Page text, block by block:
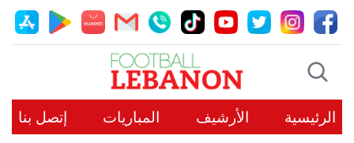
الرئيسية الأرشيف المباريات إتصل بنا